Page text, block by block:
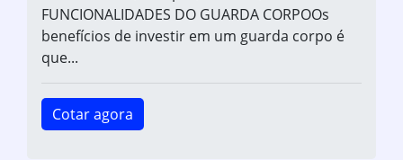
FUNCIONALIDADES DO GUARDA CORPOOs
benefícios de investir em um guarda corpo é
que...
Cotar agora